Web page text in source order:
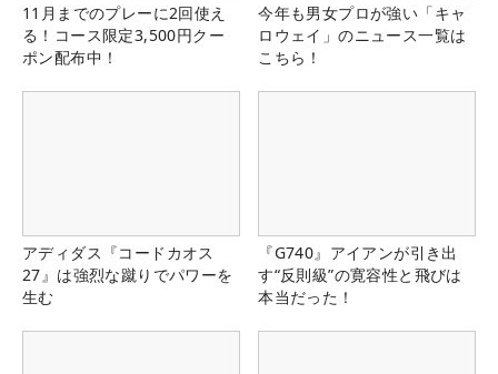
11月までのプレーに2回使え
る！コース限定3,500円クー
ポン配布中！
今年も男女プロが強い「キャ
ロウェイ」のニュース一覧は
こちら！
アディダス『コードカオス
27』は強烈な蹴りでパワーを
生む
『G740』アイアンが引き出
す“反則級”の寛容性と飛びは
本当だった！